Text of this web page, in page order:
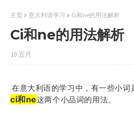
主页 意大利语学习 Ci和ne的用法解析
Ci和ne的用法解析
19 五月
在意大利语的学习中，有一些小词
ci和ne这两个小品词的用法。